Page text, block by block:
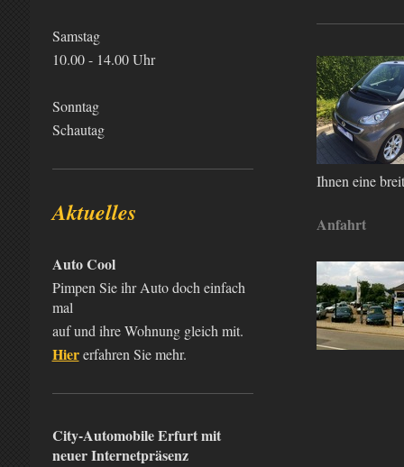
Ihnen eine
Anfahrt
Samstag
10.00 - 14.00 Uhr
Sonntag
Schautag
Aktuelles
Auto Cool
Pimpen Sie ihr Auto doch einfach
mal
auf und ihre Wohnung gleich mit.
Hiererfahren Sie mehr.
City-Automobile Erfurt mit
neuer Internetpräsenz